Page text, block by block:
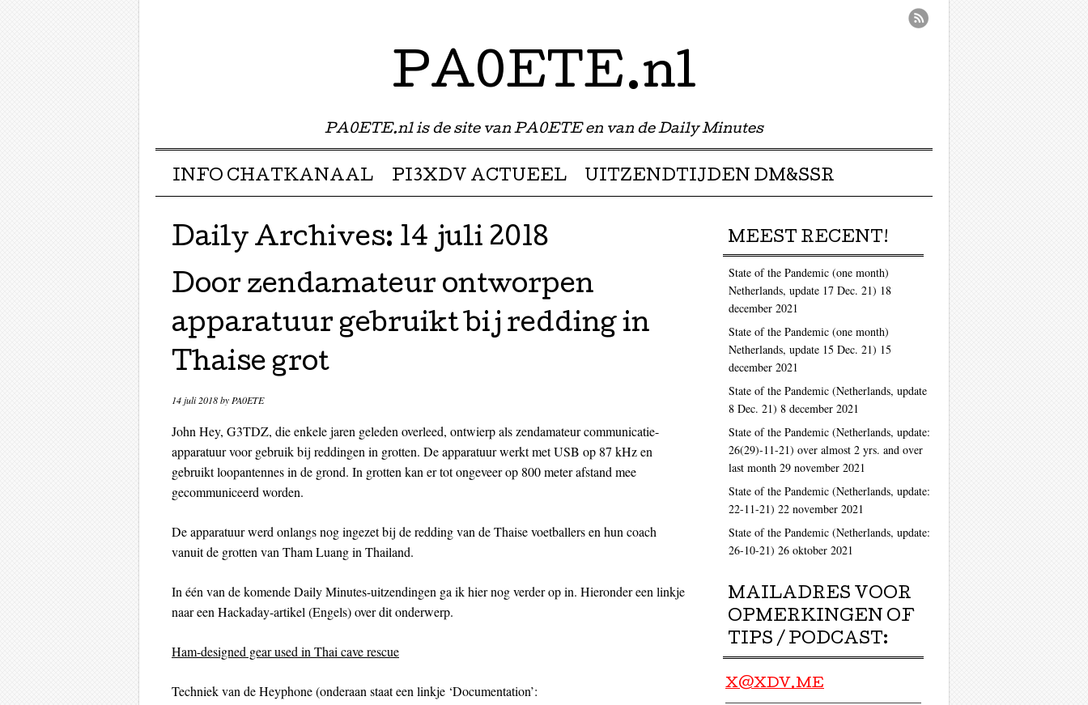
PA0ETE.nl
PA0ETE.nl is de site van PA0ETE en van de Daily Minutes
Menu ☰
Skip to content
INFO CHATKANAAL PI3XDV ACTUEEL UITZENDTIJDEN DM&SSR
Daily Archives: 14 juli 2018
Door zendamateur ontworpen
apparatuur gebruikt bij redding in
Thaise grot
14 juli 2018by PA0ETE
John Hey, G3TDZ, die enkele jaren geleden overleed, ontwierp als zendamateur communicatie-
apparatuur voor gebruik bij reddingen in grotten. De apparatuur werkt met USB op 87 kHz en
gebruikt loopantennes in de grond. In grotten kan er tot ongeveer op 800 meter afstand mee
gecommuniceerd worden.
De apparatuur werd onlangs nog ingezet bij de redding van de Thaise voetballers en hun coach
vanuit de grotten van Tham Luang in Thailand.
In één van de komende Daily Minutes-uitzendingen ga ik hier nog verder op in. Hieronder een linkje
naar een Hackaday-artikel (Engels) over dit onderwerp.
Ham-designed gear used in Thai cave rescue
Techniek van de Heyphone (onderaan staat een linkje ‘Documentation’:
MEEST RECENT!
State of the Pandemic (one month)
Netherlands, update 17 Dec. 21) 18
december 2021
State of the Pandemic (one month)
Netherlands, update 15 Dec. 21) 15
december 2021
State of the Pandemic (Netherlands, update
8 Dec. 21) 8 december 2021
State of the Pandemic (Netherlands, update:
26(29)-11-21) over almost 2 yrs. and over
last month 29 november 2021
State of the Pandemic (Netherlands, update:
22-11-21) 22 november 2021
State of the Pandemic (Netherlands, update:
26-10-21) 26 oktober 2021
MAILADRES VOOR
OPMERKINGEN OF
TIPS / PODCAST:
X@XDV.ME